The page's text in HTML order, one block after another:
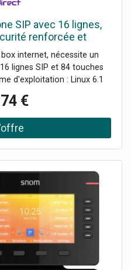
SIP avec 16 lignes,
renforcée et
(Wifi, Bluetooth).
internet, nécessite un
lignes SIP et 84 touches
d'exploitation : Linux 6.1
IA et Acoustic Shield
participants Wifi 6 double
Ports Gigabit Ethernet,
: appareil, réseau,
€